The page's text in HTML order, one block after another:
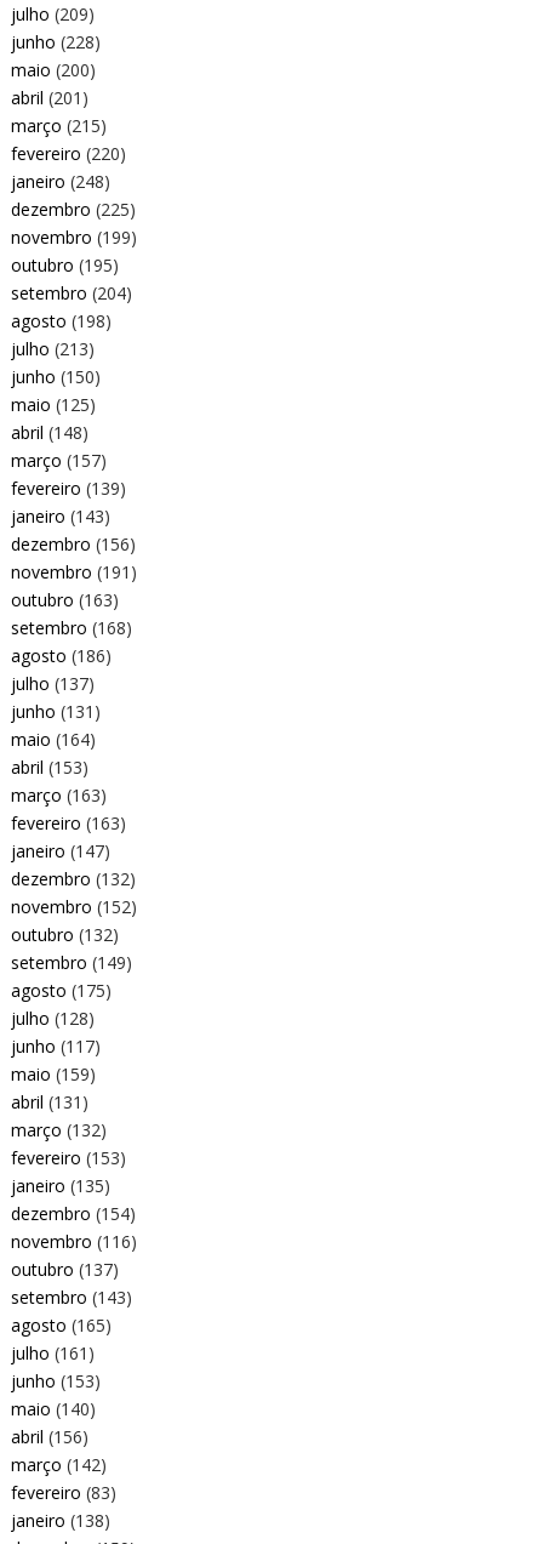
julho (209)
junho (228)
maio (200)
abril (201)
março (215)
fevereiro (220)
janeiro (248)
dezembro (225)
novembro (199)
outubro (195)
setembro (204)
agosto (198)
julho (213)
junho (150)
maio (125)
abril (148)
março (157)
fevereiro (139)
janeiro (143)
dezembro (156)
novembro (191)
outubro (163)
setembro (168)
agosto (186)
julho (137)
junho (131)
maio (164)
abril (153)
março (163)
fevereiro (163)
janeiro (147)
dezembro (132)
novembro (152)
outubro (132)
setembro (149)
agosto (175)
julho (128)
junho (117)
maio (159)
abril (131)
março (132)
fevereiro (153)
janeiro (135)
dezembro (154)
novembro (116)
outubro (137)
setembro (143)
agosto (165)
julho (161)
junho (153)
maio (140)
abril (156)
março (142)
fevereiro (83)
janeiro (138)